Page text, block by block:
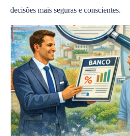
decisões mais seguras e conscientes.